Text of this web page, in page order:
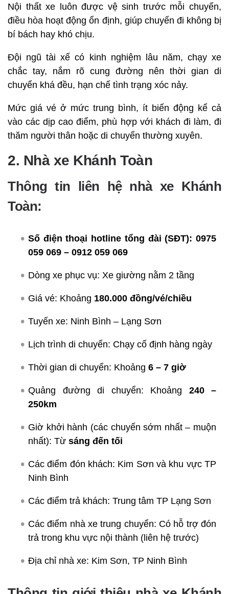
Nội thất xe luôn được vệ sinh trước mỗi chuyến,
điều hòa hoạt động ổn định, giúp chuyến đi không bị
bí bách hay khó chịu.
Đội ngũ tài xế có kinh nghiệm lâu năm, chạy xe
chắc tay, nắm rõ cung đường nên thời gian di
chuyển khá đều, hạn chế tình trạng xóc nảy.
Mức giá vé ở mức trung bình, ít biến động kể cả
vào các dịp cao điểm, phù hợp với khách đi làm, đi
thăm người thân hoặc di chuyển thường xuyên.
2. Nhà xe Khánh Toàn
Thông tin liên hệ nhà xe Khánh
Toàn:
Số điện thoại hotline tổng đài (SĐT): 0975
059 069 – 0912 059 069
Dòng xe phục vụ: Xe giường nằm 2 tầng
Giá vé: Khoảng 180.000 đồng/vé/chiều
Tuyến xe: Ninh Bình – Lạng Sơn
Lịch trình di chuyển: Chạy cố định hàng ngày
Thời gian di chuyển: Khoảng 6 – 7 giờ
Quảng đường di chuyển: Khoảng 240 –
250km
Giờ khởi hành (các chuyến sớm nhất – muộn
nhất): Từ sáng đến tối
Các điểm đón khách: Kim Sơn và khu vực TP
Ninh Bình
Các điểm trả khách: Trung tâm TP Lạng Sơn
Các điểm nhà xe trung chuyển: Có hỗ trợ đón
trả trong khu vực nội thành (liên hệ trước)
Địa chỉ nhà xe: Kim Sơn, TP Ninh Bình